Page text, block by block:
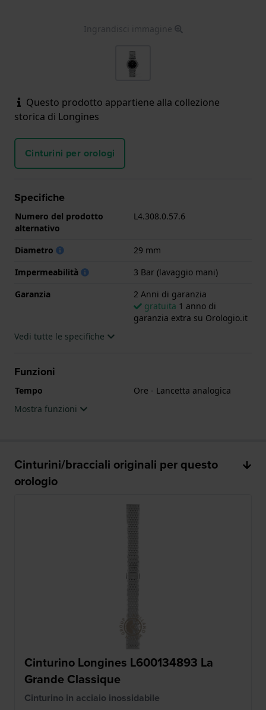
Ingrandisci immagine
Questo prodotto appartiene alla collezione
storica di Longines
Cinturini per orologi
Specifiche
Numero del prodotto
alternativo
L4.308.0.57.6
Diametro
29 mm
Impermeabilità
3 Bar (lavaggio mani)
Garanzia
2 Anni di garanzia
gratuita 1 anno di
garanzia extra su Orologio.it
Vedi tutte le specifiche
Funzioni
Tempo
Ore - Lancetta analogica
Mostra funzioni
Cinturini/bracciali originali per questo
orologio
Cinturino Longines L600134893 La
Grande Classique
Cinturino in acciaio inossidabile